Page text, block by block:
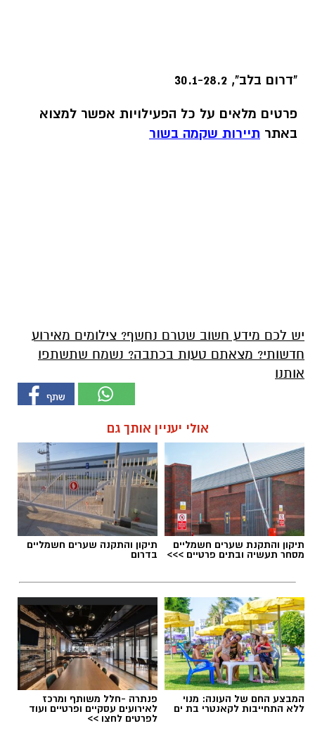
"דרום בלב", 30.1-28.2
פרטים מלאים על כל הפעילויות אפשר למצוא
באתר תיירות שקמה בשור
יש לכם מידע חשוב שטרם נחשף? צילומים מאירוע
חדשותי? מצאתם טעות בכתבה? נשמח שתשתפו
אותנו
אולי יעניין אותך גם
תיקון והתקנת שערים חשמליים
מסחר תעשיה ובתים פרטיים >>>
תיקון והתקנה שערים חשמליים
בדרום
המבצע החם של העונה: מנוי
ללא התחייבות לקאנטרי בת ים
פנתרה -חלל משותף ומרכז
לאירועים עסקיים ופרטיים ועוד
לפרטים לחצו >>